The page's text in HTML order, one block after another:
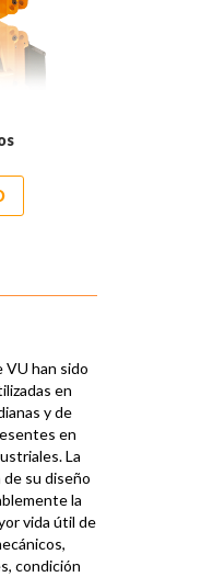
VU han sido
en
y de
en
La
de su diseño
la
vida útil de
condición